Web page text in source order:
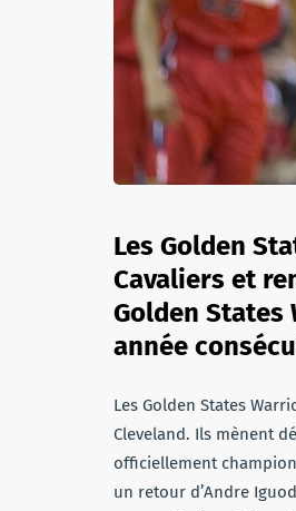
Les Golden
Cavaliers et
Golden States
année
Les Golden States
Cleveland. Ils mènent
officiellement
un retour d’Andre